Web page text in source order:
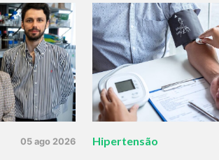
05 ago 2026 Hipertensão